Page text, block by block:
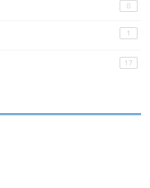
8
1
17